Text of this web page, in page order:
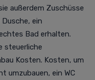
außerdem Zuschüsse
ein
Bad erhalten.
steuerliche
Kosten. Kosten, um
umzubauen, ein WC